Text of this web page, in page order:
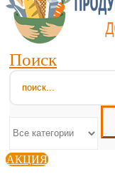
Поиск
АКЦИЯ